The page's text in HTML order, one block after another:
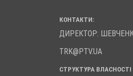
КОНТАКТИ:
ДИРЕКТОР:
TRK@PTV.UA
СТРУКТУРА ВЛАСНОСТІ